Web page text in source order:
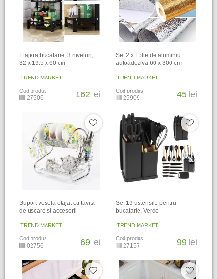
Etajera bucatarie, 3 niveluri,
32 x 19.5 x 60 cm
TREND MARKET
Cod produs
27506 162 lei
Set 2 x Folie de aluminiu
autoadeziva 60 x 300 cm
TREND MARKET
Cod produs
25909 45 lei
Suport vesela etajat cu tavita
de uscare si accesorii
TREND MARKET
Cod produs
02756 69 lei
Set 19 ustensile pentru
bucatarie, Verde
TREND MARKET
Cod produs
27157 99 lei